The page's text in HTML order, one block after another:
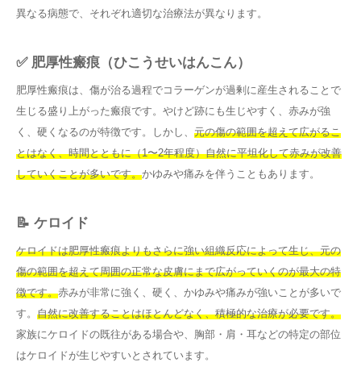
異なる病態で、それぞれ適切な治療法が異なります。
✅ 肥厚性瘢痕（ひこうせいはんこん）
肥厚性瘢痕は、傷が治る過程でコラーゲンが過剰に産生されることで
生じる盛り上がった瘢痕です。やけど跡にも生じやすく、赤みが強
く、硬くなるのが特徴です。しかし、 元の傷の範囲を超えて広がるこ
とはなく、時間とともに（1〜2年程度）自然に平坦化して赤みが改善
していくことが多いです。かゆみや痛みを伴うこともあります。
📝 ケロイド
ケロイドは肥厚性瘢痕よりもさらに強い組織反応によって生じ、元の
傷の範囲を超えて周囲の正常な皮膚にまで広がっていくのが最大の特
徴です。赤みが非常に強く、硬く、かゆみや痛みが強いことが多いで
す。 自然に改善することはほとんどなく、積極的な治療が必要です。
家族にケロイドの既往がある場合や、胸部・肩・耳などの特定の部位
はケロイドが生じやすいとされています。